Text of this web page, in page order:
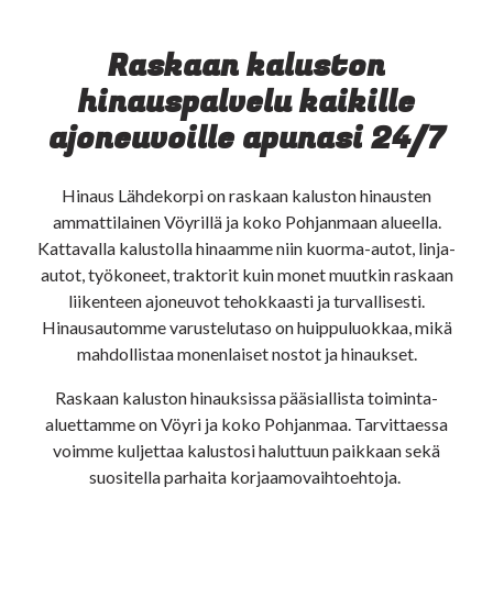
Raskaan kaluston
hinauspalvelu kaikille
ajoneuvoille apunasi 24/7
Hinaus Lähdekorpi on raskaan kaluston hinausten
ammattilainen Vöyrillä ja koko Pohjanmaan alueella.
Kattavalla kalustolla hinaamme niin kuorma-autot, linja-
autot, työkoneet, traktorit kuin monet muutkin raskaan
liikenteen ajoneuvot tehokkaasti ja turvallisesti.
Hinausautomme varustelutaso on huippuluokkaa, mikä
mahdollistaa monenlaiset nostot ja hinaukset.
Raskaan kaluston hinauksissa pääsiallista toiminta-
aluettamme on Vöyri ja koko Pohjanmaa. Tarvittaessa
voimme kuljettaa kalustosi haluttuun paikkaan sekä
suositella parhaita korjaamovaihtoehtoja.